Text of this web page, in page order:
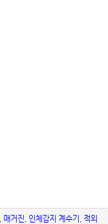
매거진 인체감지 계수기
적외